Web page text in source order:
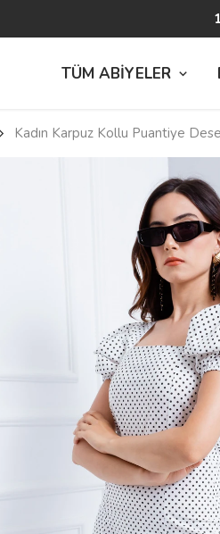
TÜM
TÜM ABİYELER
Kadın Karpuz Kollu Puantiye